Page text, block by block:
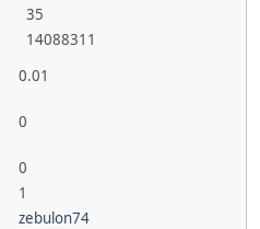
35
14088311
0.01
0
0
1
zebulon74